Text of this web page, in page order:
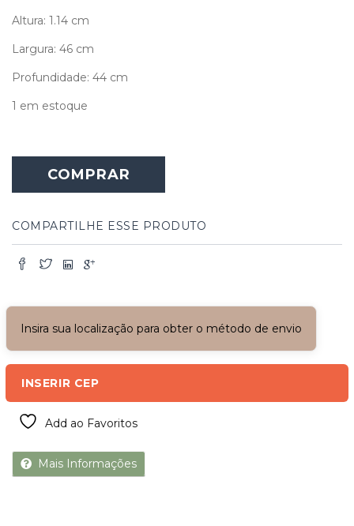
Altura: 1.14 cm
Largura: 46 cm
Profundidade: 44 cm
1 em estoque
COMPRAR
COMPARTILHE ESSE PRODUTO
Insira sua localização para obter o método de envio
INSERIR CEP
Add ao Favoritos
Mais Informações